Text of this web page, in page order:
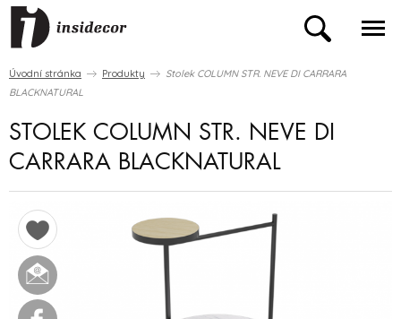
Úvodní stránka Produkty
Stolek COLUMN STR. NEVE DI CARRARA
BLACKNATURAL
STOLEK COLUMN STR. NEVE DI
CARRARA BLACKNATURAL